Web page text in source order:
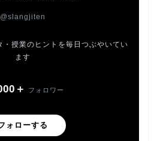
@slangjiten
・授業のヒントを毎日つぶやいてい
ます
＋ フォロワー
ォローする